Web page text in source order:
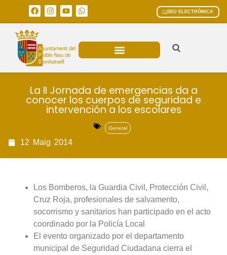
SEU ELECTRÒNICA
La II Jornada de emergencias da a
conocer los cuerpos de seguridad e
intervención a los escolares
General
12 Maig 2014
Los Bomberos, la Guardia Civil, Protección Civil,
Cruz Roja, profesionales de salvamento,
socorrismo y sanitarios han participado en el acto
coordinado por la Policía Local
El evento organizado por el departamento
municipal de Seguridad Ciudadana cierra el